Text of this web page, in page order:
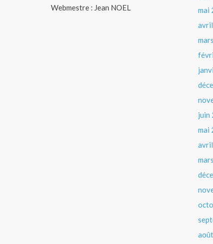
Webmestre : Jean NOEL
mai
juin
mai